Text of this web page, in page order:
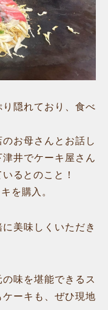
隠れており、食べ
お母さんとお話し
井でケーキ屋さん
るとのこと！
を購入。
美味しくいただき
味を堪能できるス
ーキも、ぜひ現地